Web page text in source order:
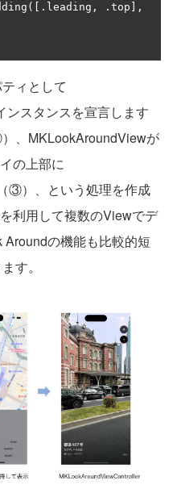
([. leading , . top ],
ィとして
ンスタンスを宣言します
、MKLookAroundViewが
の上部に
③）、という処理を作成
利用して複数のViewでデ
の機能も比較的短
す。